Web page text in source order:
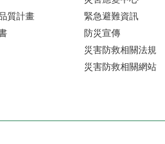
質計畫
緊急避難資訊
防災宣傳
災害防救相關法規
災害防救相關網站